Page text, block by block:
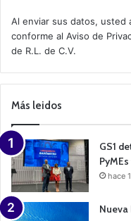
v
e
a
m
a
n
Al enviar sus datos, usted
conforme al Aviso de
de R.L. de C.V.
Más leidos
GS1
hace